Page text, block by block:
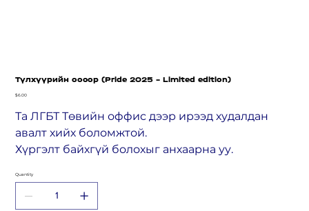
Түлхүүрийн оосор (Pride 2025 - Limited edition)
Price
$6.00
Та ЛГБТ Төвийн оффис дээр ирээд худалдан
авалт хийх боломжтой.
Хүргэлт байхгүй болохыг анхаарна уу.
Quantity